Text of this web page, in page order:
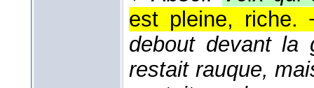
est pleine,
debout devant la
restait rauque,